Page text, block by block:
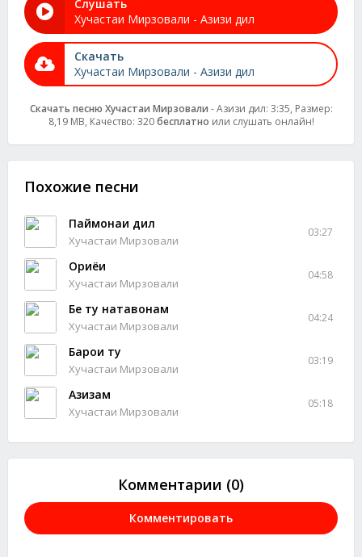
Слушать
Хучастаи Мирзовали - Азизи дил
Скачать
Хучастаи Мирзовали - Азизи дил
Скачать песню Хучастаи Мирзовали - Азизи дил: 3:35, Размер:
8,19 MB, Качество: 320бесплатно или слушать онлайн!
Похожие песни
Паймонаи дил
Хучастаи Мирзовали
03:27
Ориёи
Хучастаи Мирзовали
04:58
Бе ту натавонам
Хучастаи Мирзовали
04:24
Барои ту
Хучастаи Мирзовали
03:19
Азизам
Хучастаи Мирзовали
05:18
Комментарии (0)
Комментировать